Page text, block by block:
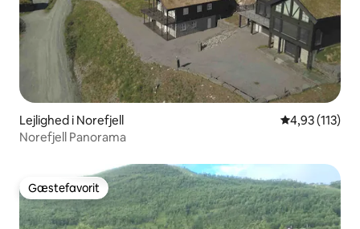
Lejlighed i Norefjell 4,93 ud af 5 i
4,93 (113)
Norefjell Panorama
Gæstefavorit
Gæstefavorit